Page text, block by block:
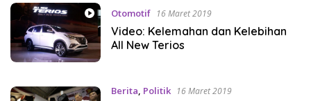
Otomotif 16 Maret 2019
Video: Kelemahan dan Kelebihan
All New Terios
Berita, Politik 16 Maret 2019